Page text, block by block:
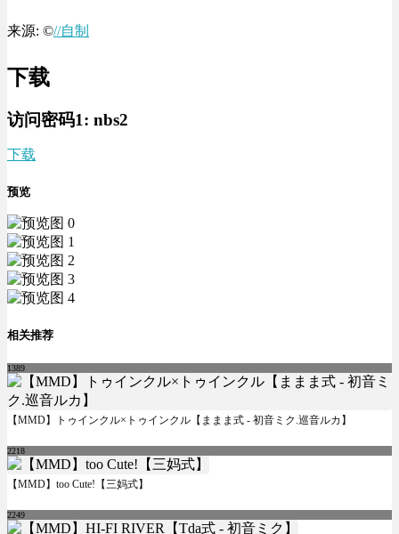
来源: ©//自制
下载
访问密码1: nbs2
下载
预览
相关推荐
1389
【MMD】トゥインクル×トゥインクル【ままま式 - 初音ミク.巡音ルカ】
2218
【MMD】too Cute!【三妈式】
2249